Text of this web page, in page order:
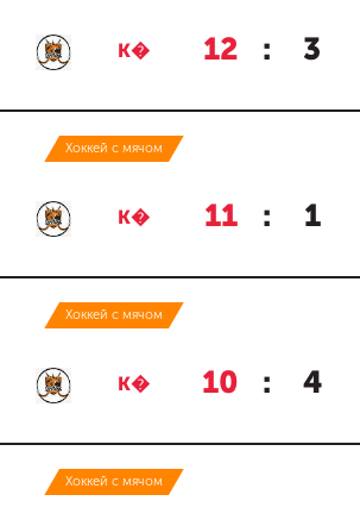
К� 12 : 3
Хоккей с мячом
К� 11 : 1
Хоккей с мячом
К� 10 : 4
Хоккей с мячом